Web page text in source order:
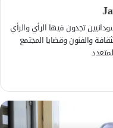
تجدون فيها الرأي والرأي
والفنون وقضايا المجتمع